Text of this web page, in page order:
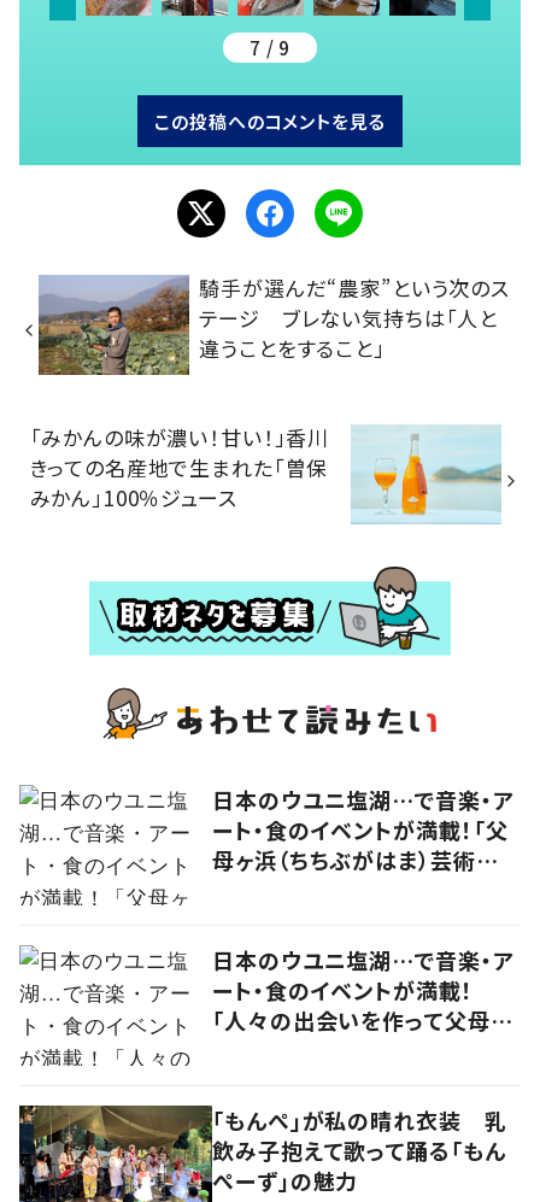
7 / 9
この投稿へのコメントを見る
騎手が選んだ“農家”という次のス
テージ ブレない気持ちは「人と
違うことをすること」
「みかんの味が濃い！甘い！」香川
きっての名産地で生まれた「曽保
みかん」100％ジュース
日本のウユニ塩湖…で音楽・ア
ート・食のイベントが満載！「父
母ヶ浜（ちちぶがはま）芸術祭
日本のウユニ塩湖…で音楽・ア
ート・食のイベントが満載！
「人々の出会いを作って父母ヶ
「もんぺ」が私の晴れ衣装 乳
飲み子抱えて歌って踊る「もん
ぺーず」の魅力